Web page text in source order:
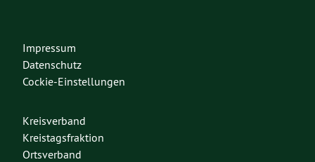
Impressum
Datenschutz
Cockie-Einstellungen
Kreisverband
Kreistagsfraktion
Ortsverband